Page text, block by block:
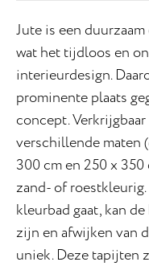
Jute is een
wat het tijdloos en
interieurdesign.
prominente plaats
concept.
verschillende maten
300 cm en 250 x
zand- of
kleurbad gaat, kan
zijn en afwijken van
uniek. Deze tapijten